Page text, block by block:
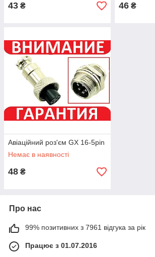
43 ₴ 46 ₴
Авіаційний роз'єм GX 16-5pin
Немає в наявності
48 ₴
Про нас
99% позитивних з 7961 відгука за рік
Працює з 01.07.2016